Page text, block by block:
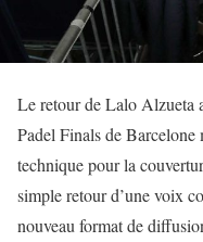
Le retour de Lalo Alzueta
Padel Finals de
technique pour la
simple retour d’une voix
nouveau format de